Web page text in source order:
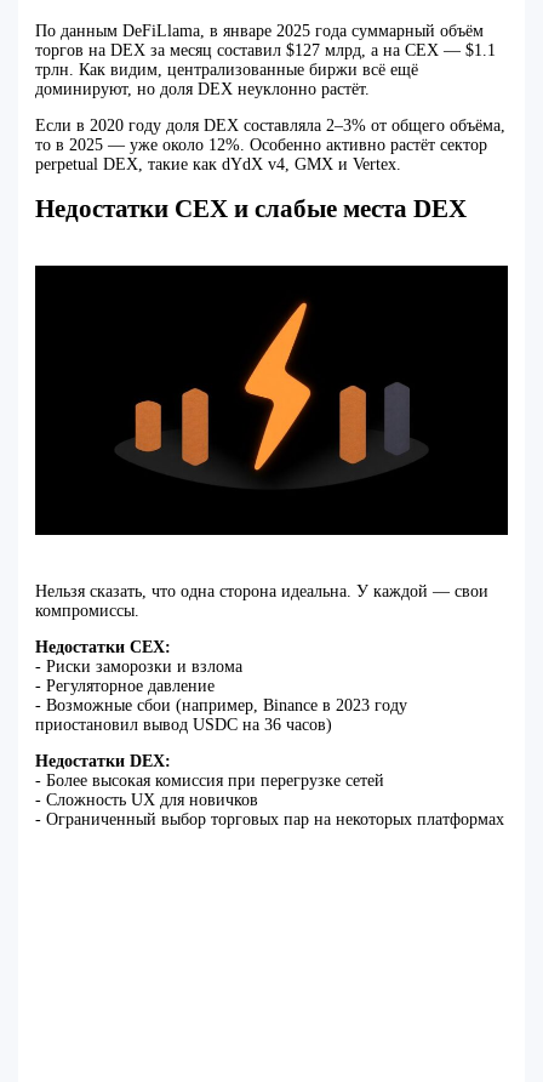
По данным DeFiLlama, в январе 2025 года суммарный объём
торгов на DEX за месяц составил $127 млрд, а на CEX — $1.1
трлн. Как видим, централизованные биржи всё ещё
доминируют, но доля DEX неуклонно растёт.
Если в 2020 году доля DEX составляла 2–3% от общего объёма,
то в 2025 — уже около 12%. Особенно активно растёт сектор
perpetual DEX, такие как dYdX v4, GMX и Vertex.
Недостатки CEX и слабые места DEX
Нельзя сказать, что одна сторона идеальна. У каждой — свои
компромиссы.
Недостатки CEX:
- Риски заморозки и взлома
- Регуляторное давление
- Возможные сбои (например, Binance в 2023 году
приостановил вывод USDC на 36 часов)
Недостатки DEX:
- Более высокая комиссия при перегрузке сетей
- Сложность UX для новичков
- Ограниченный выбор торговых пар на некоторых платформах